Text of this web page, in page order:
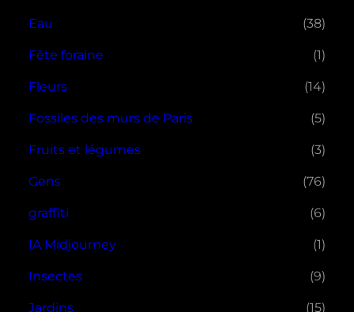
Eau (38)
Fête foraine (1)
Fleurs (14)
Fossiles des murs de Paris (5)
Fruits et légumes (3)
Gens (76)
graffiti (6)
IA Midjourney (1)
Insectes (9)
Jardins (15)